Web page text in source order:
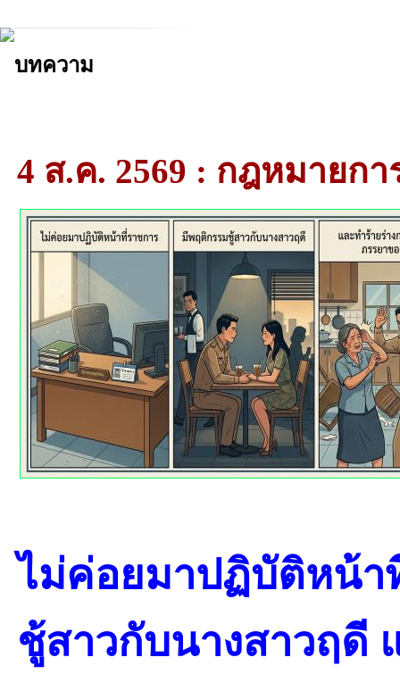
บทความ
4 ส.ค. 2569 : กฎหมายก
ไม่ค่อยมาปฏิบัติหน้า
ชู้สาวกับนางสาวฤดี